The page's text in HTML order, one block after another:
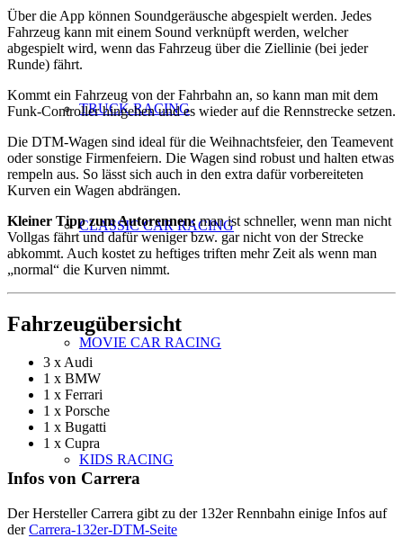
TRUCK RACING
CLASSIC CAR RACING
MOVIE CAR RACING
KIDS RACING
Über die App können Soundgeräusche abgespielt werden. Jedes
Fahrzeug kann mit einem Sound verknüpft werden, welcher
abgespielt wird, wenn das Fahrzeug über die Ziellinie (bei jeder
Runde) fährt.
Kommt ein Fahrzeug von der Fahrbahn an, so kann man mit dem
Funk-Controller hingehen und es wieder auf die Rennstrecke setzen.
Die DTM-Wagen sind ideal für die Weihnachtsfeier, den Teamevent
oder sonstige Firmenfeiern. Die Wagen sind robust und halten etwas
rempeln aus. So lässt sich auch in den extra dafür vorbereiteten
Kurven ein Wagen abdrängen.
Kleiner Tipp zum Autorennen:man ist schneller, wenn man nicht
Vollgas fährt und dafür weniger bzw. gar nicht von der Strecke
abkommt. Auch kostet zu heftiges triften mehr Zeit als wenn man
„normal“ die Kurven nimmt.
Fahrzeugübersicht
3 x Audi
1 x BMW
1 x Ferrari
1 x Porsche
1 x Bugatti
1 x Cupra
Infos von Carrera
Der Hersteller Carrera gibt zu der 132er Rennbahn einige Infos auf
derCarrera-132er-DTM-Seite